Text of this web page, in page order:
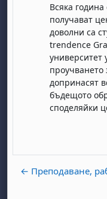
Всяка
получават
доволни са
trendence
университет
проучването
допринасят
бъдещото
споделяйки
← Преподаване,
1 August
2 August